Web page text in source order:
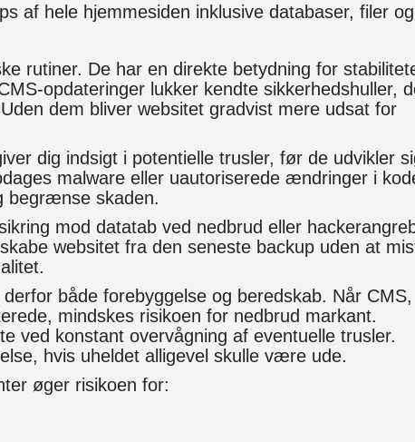
af hele hjemmesiden inklusive databaser, filer og
rutiner. De har en direkte betydning for
opdateringer lukker kendte sikkerhedshuller,
dem bliver websitet gradvist mere udsat for
dig indsigt i potentielle trusler, før de udvikler
malware eller uautoriserede ændringer i
begrænse skaden.
mod datatab ved nedbrud eller
websitet fra den seneste backup uden at
både forebyggelse og beredskab. Når CMS,
mindskes risikoen for nedbrud markant.
ved konstant overvågning af eventuelle trusler.
hvis uheldet alligevel skulle være ude.
øger risikoen for: